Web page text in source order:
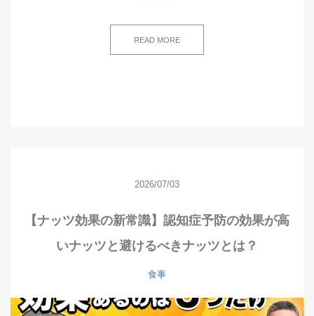
READ MORE
2026/07/03
【ナッツ効果の新常識】認知症予防の効果が高
いナッツと避けるべきナッツとは？
食事